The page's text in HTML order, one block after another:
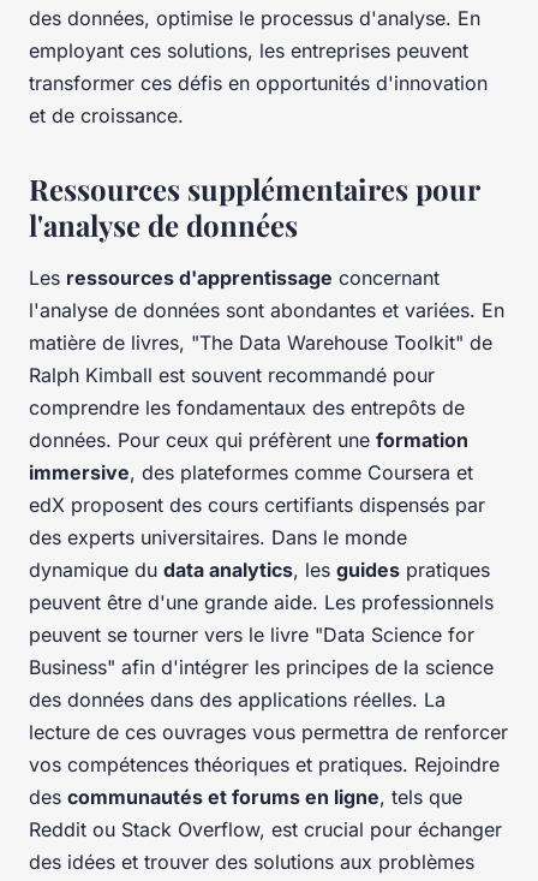
des données, optimise le processus d'analyse. En
employant ces solutions, les entreprises peuvent
transformer ces défis en opportunités d'innovation
et de croissance.
Ressources supplémentaires pour
l'analyse de données
Les ressources d'apprentissage concernant
l'analyse de données sont abondantes et variées. En
matière de livres, "The Data Warehouse Toolkit" de
Ralph Kimball est souvent recommandé pour
comprendre les fondamentaux des entrepôts de
données. Pour ceux qui préfèrent une formation
immersive, des plateformes comme Coursera et
edX proposent des cours certifiants dispensés par
des experts universitaires. Dans le monde
dynamique du data analytics, les guides pratiques
peuvent être d'une grande aide. Les professionnels
peuvent se tourner vers le livre "Data Science for
Business" afin d'intégrer les principes de la science
des données dans des applications réelles. La
lecture de ces ouvrages vous permettra de renforcer
vos compétences théoriques et pratiques. Rejoindre
des communautés et forums en ligne, tels que
Reddit ou Stack Overflow, est crucial pour échanger
des idées et trouver des solutions aux problèmes